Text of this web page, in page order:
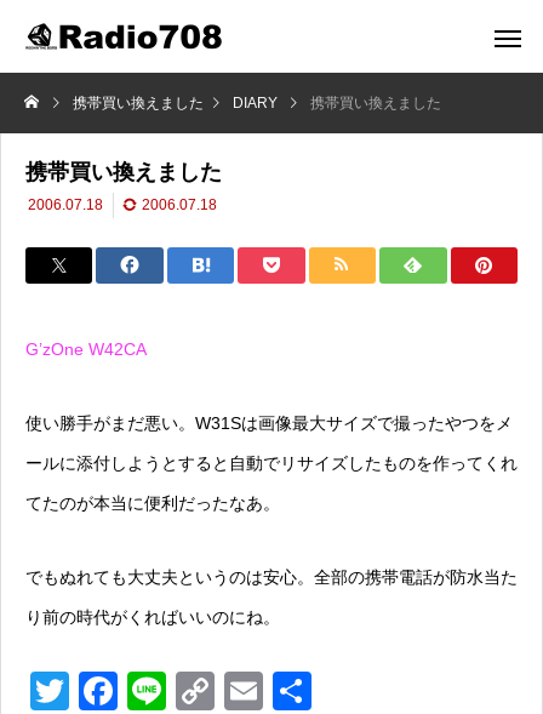
携帯買い換えました DIARY 携帯買い換えました
携帯買い換えました
2006.07.18 2006.07.18
G’zOne W42CA
使い勝手がまだ悪い。W31Sは画像最大サイズで撮ったやつをメ
ールに添付しようとすると自動でリサイズしたものを作ってくれ
てたのが本当に便利だったなあ。
でもぬれても大丈夫というのは安心。全部の携帯電話が防水当た
り前の時代がくればいいのにね。
T
F
Li
C
E